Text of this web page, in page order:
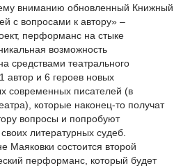
вниманию обновленный Книжный
с вопросами к автору» –
перформанс на стыке
возможность
средствами театрального
автор и 6 героев новых
современных писателей (в
которые наконец-то получат
вопросы и попробуют
литературных судеб.
Маяковки состоится второй
перформанс, который будет